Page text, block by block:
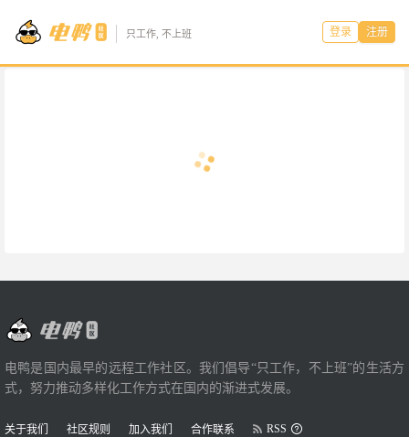
只工作, 不上班 登录 注册
电鸭是国内最早的远程工作社区。我们倡导“只工作，不上班”的生活方
式，努力推动多样化工作方式在国内的渐进式发展。
关于我们 社区规则 加入我们 合作联系 RSS